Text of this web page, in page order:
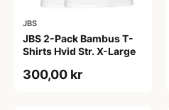
JBS
JBS 2-Pack Bambus T-
Shirts Hvid Str. X-Large
300,00 kr